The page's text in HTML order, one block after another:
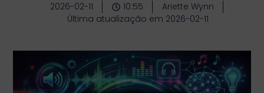
2026-02-11 10:55
Ariette Wynn
Última atualização em 2026-02-11